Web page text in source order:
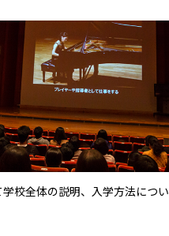
校全体の説明、入学方法につい